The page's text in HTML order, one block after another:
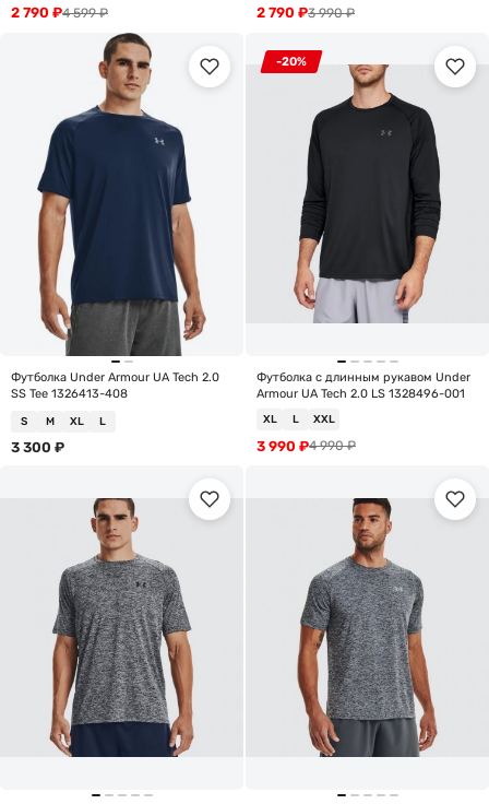
4 599₽
2 790 ₽ 3 990₽
2 790 ₽
Футболка Under Armour UA Tech 2.0
SS Tee 1326413-408
S M XL L
3 300 ₽
-20%
Футболка с длинным рукавом Under
Armour UA Tech 2.0 LS 1328496-001
XL L XXL
4 990₽
3 990 ₽